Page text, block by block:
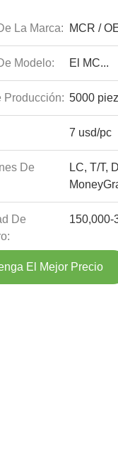
La Marca: MCR /
Modelo: El MC...
Producción: 5000
7 usd/pc
De
LC, T/T,
De
150,000-
El Mejor Precio